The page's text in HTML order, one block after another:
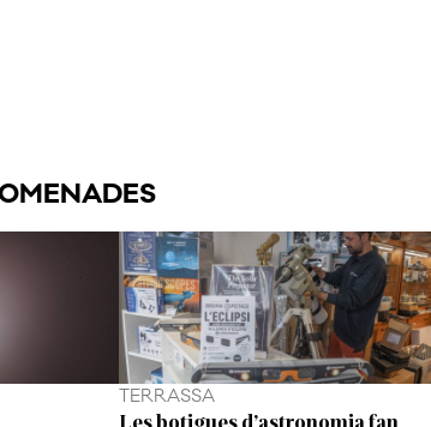
TERRASSA
Les botigues d’astronomia fan